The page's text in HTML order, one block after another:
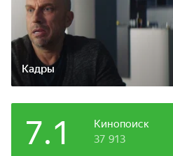
Кадры
Кинопоиск
7.1 37 913